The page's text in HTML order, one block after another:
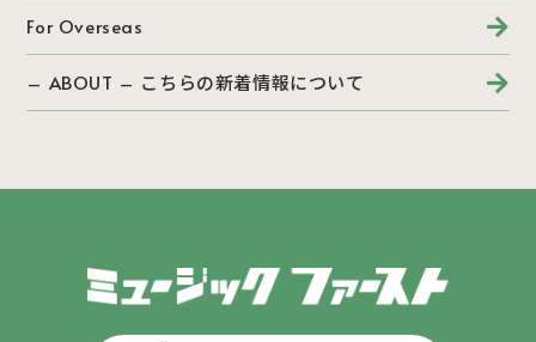
For Overseas
– ABOUT – こちらの新着情報について